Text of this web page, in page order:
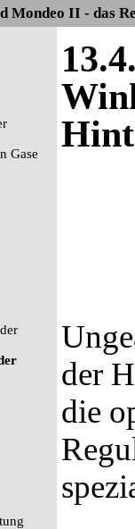
Mondeo II - das
Gase
der
die